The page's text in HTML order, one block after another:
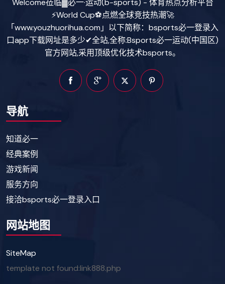
Welcome莅临▓必一·运动(b-sports) - 体育热点分析平台
⚡World Cup⚽点燃全球竞技热潮🚀
「www.youzhuorihua.com」以下简称：bsports必一登录入
口app下载网址是多少✔全站,全称:Bsports必一运动(中国区)
官方网站,采用顶级优化技术bsports。
导航
知道必一
经典案例
游戏新闻
服务方向
接洽bsports必一登录入口
网站地图
SiteMap
template not found:link888.php